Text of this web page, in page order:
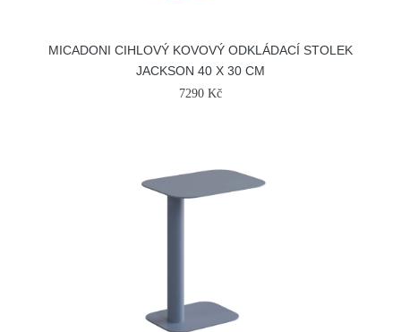
MICADONI CIHLOVÝ KOVOVÝ ODKLÁDACÍ STOLEK
JACKSON 40 X 30 CM
7290 Kč